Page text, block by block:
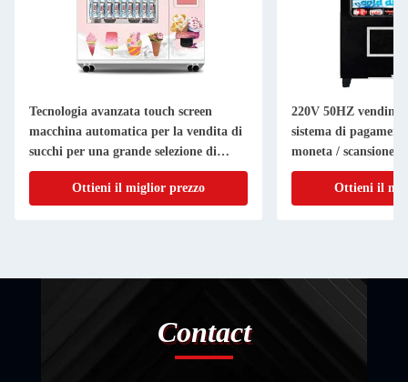
Tecnologia avanzata touch screen
macchina automatica per la vendita di
succhi per una grande selezione di
prodotti
Ottieni il miglior prezzo
220V 50HZ vending
sistema di
moneta / scansione
personalizzati
Ottieni il
Contact